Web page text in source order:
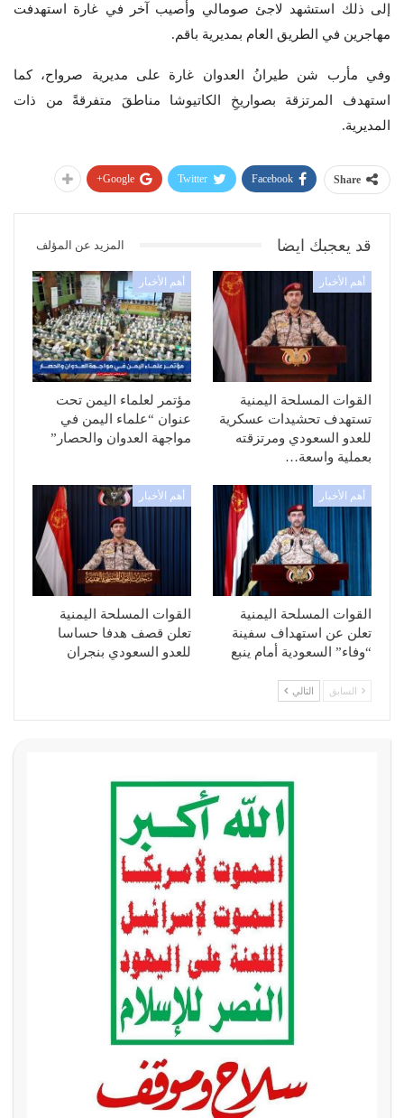
إلى ذلك استشهد لاجئ صومالي وأصيب آخر في غارة استهدفت
مهاجرين في الطريق العام بمديرية باقم.
وفي مأرب شن طيرانُ العدوان غارة على مديرية صرواح، كما
استهدف المرتزقة بصواريخِ الكاتيوشا مناطقَ متفرقةً من ذات
المديرية.
Share
Facebook
Twitter
Google+
قد يعجبك ايضا المزيد عن المؤلف
أهم الأخبار
القوات المسلحة اليمنية
تستهدف تحشيدات عسكرية
للعدو السعودي ومرتزقته
بعملية واسعة…
أهم الأخبار
مؤتمر لعلماء اليمن تحت
عنوان “علماء اليمن في
مواجهة العدوان والحصار”
أهم الأخبار
القوات المسلحة اليمنية
تعلن عن استهداف سفينة
“وفاء” السعودية أمام ينبع
أهم الأخبار
القوات المسلحة اليمنية
تعلن قصف هدفا حساسا
للعدو السعودي بنجران
السابق التالي